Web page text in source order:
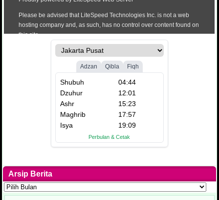
Arsip Berita
Arsip
Berita